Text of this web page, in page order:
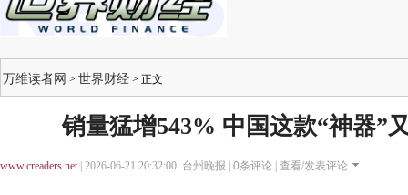
万维读者网 > 世界财经 > 正文
销量猛增543% 中国这款“神器”
www.creaders.net| 2026-06-21 20:32:00 台州晚报 | 0条评论 | 查看/发表评论